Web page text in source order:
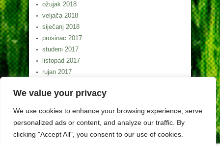
We value your privacy
We use cookies to enhance your browsing experience, serve
personalized ads or content, and analyze our traffic. By
clicking "Accept All", you consent to our use of cookies.
ožujak 2018
veljača 2018
siječanj 2018
prosinac 2017
studeni 2017
listopad 2017
rujan 2017
srpanj 2017